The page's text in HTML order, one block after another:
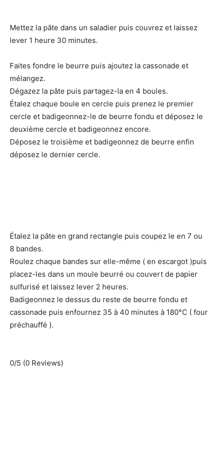
Mettez la pâte dans un saladier puis couvrez et laissez
lever 1 heure 30 minutes.
Faites fondre le beurre puis ajoutez la cassonade et
mélangez.
Dégazez la pâte puis partagez-la en 4 boules.
Étalez chaque boule en cercle puis prenez le premier
cercle et badigeonnez-le de beurre fondu et déposez le
deuxième cercle et badigeonnez encore.
Déposez le troisième et badigeonnez de beurre enfin
déposez le dernier cercle.
Étalez la pâte en grand rectangle puis coupez le en 7 ou
8 bandes.
Roulez chaque bandes sur elle-même ( en escargot )puis
placez-les dans un moule beurré ou couvert de papier
sulfurisé et laissez lever 2 heures.
Badigeonnez le dessus du reste de beurre fondu et
cassonade puis enfournez 35 à 40 minutes à 180°C ( four
préchauffé ).
0/5 (0 Reviews)